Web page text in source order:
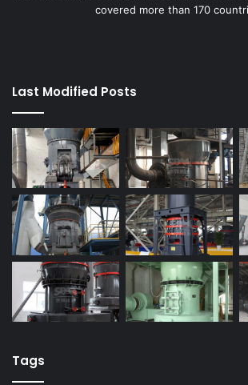
covered more than 170
Last Modified Posts
Tags